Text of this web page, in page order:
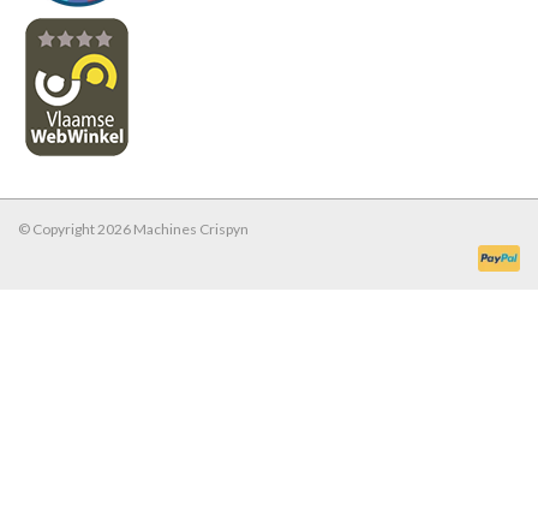
© Copyright 2026 Machines Crispyn